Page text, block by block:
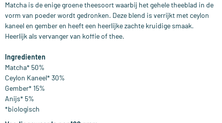
Matcha is de enige groene theesoort waarbij het gehele theeblad in de
vorm van poeder wordt gedronken. Deze blend is verrijkt met ceylon
kaneel en gember en heeft een heerlijke zachte kruidige smaak.
Heerlijk als vervanger van koffie of thee.
Ingredienten
Matcha* 50%
Ceylon Kaneel* 30%
Gember* 15%
Anijs* 5%
*biologisch